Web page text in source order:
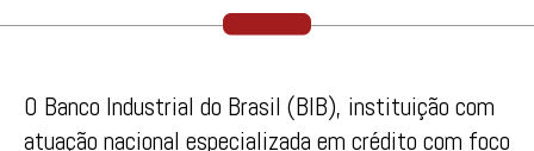
O Banco Industrial do Brasil (BIB), instituição com
atuação nacional especializada em crédito com foco